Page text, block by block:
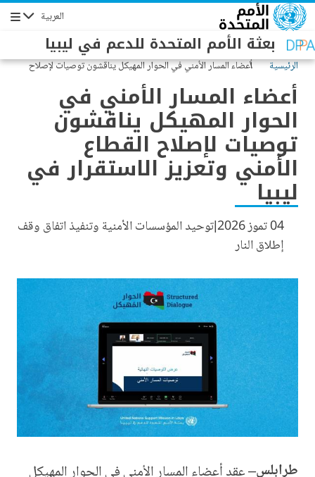
تجاوز إلى المحتوى الرئيسي العربية التنقل
بعثة الأمم المتحدة للدعم في ليبيا
الرئيسية
أعضاء المسار الأمني في الحوار المهيكل يناقشون توصيات لإصلاح
القطاع الأمني وتعزيز الاستقرار في ليبيا
أعضاء المسار الأمني في
الحوار المهيكل يناقشون
توصيات لإصلاح القطاع
الأمني وتعزيز الاستقرار في
ليبيا
04 تموز 2026
توحيد المؤسسات الأمنية وتنفيذ اتفاق وقف
إطلاق النار
طرابلس